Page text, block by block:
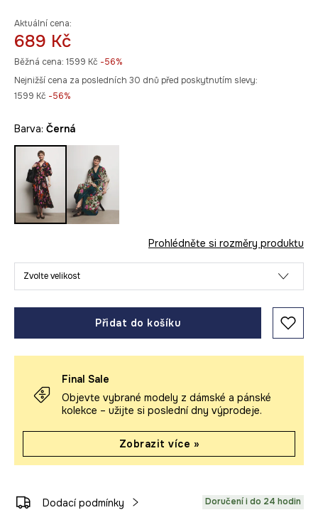
Aktuální cena:
689 Kč
Běžná cena: 1599 Kč -56%
Nejnižší cena za posledních 30 dnů před poskytnutím slevy:
1599 Kč -56%
Barva: černá
Prohlédněte si rozměry produktu
Zvolte velikost
Přidat do košíku
Final Sale
Objevte vybrané modely z dámské a pánské
kolekce – užijte si poslední dny výprodeje.
Zobrazit více »
Dodací podmínky Doručení i do 24 hodin